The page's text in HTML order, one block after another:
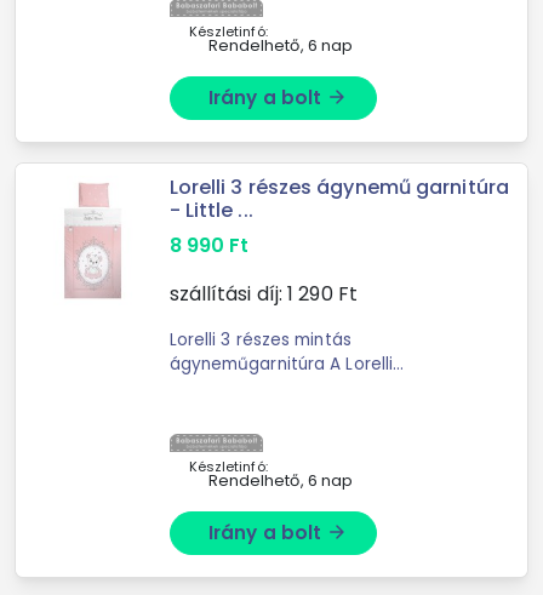
Készletinfó:
Rendelhető, 6 nap
Irány a bolt arrow_forward
Lorelli 3 részes ágynemű garnitúra
- Little ...
8 990 Ft
szállítási díj: 1 290Ft
Lorelli 3 részes mintás
ágyneműgarnitúra A Lorelli
mintás ágyneműgarnitúra A L
Készletinfó:
Rendelhető, 6 nap
Irány a bolt arrow_forward